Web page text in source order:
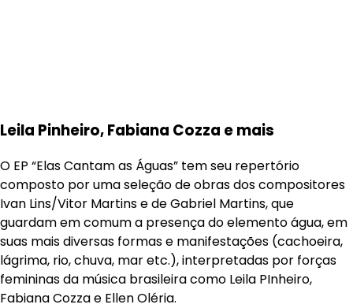
Leila Pinheiro, Fabiana Cozza e mais
O EP “Elas Cantam as Águas” tem seu repertório
composto por uma seleção de obras dos compositores
Ivan Lins/Vitor Martins e de Gabriel Martins, que
guardam em comum a presença do elemento água, em
suas mais diversas formas e manifestações (cachoeira,
lágrima, rio, chuva, mar etc.), interpretadas por forças
femininas da música brasileira como Leila PInheiro,
Fabiana Cozza e Ellen Oléria.